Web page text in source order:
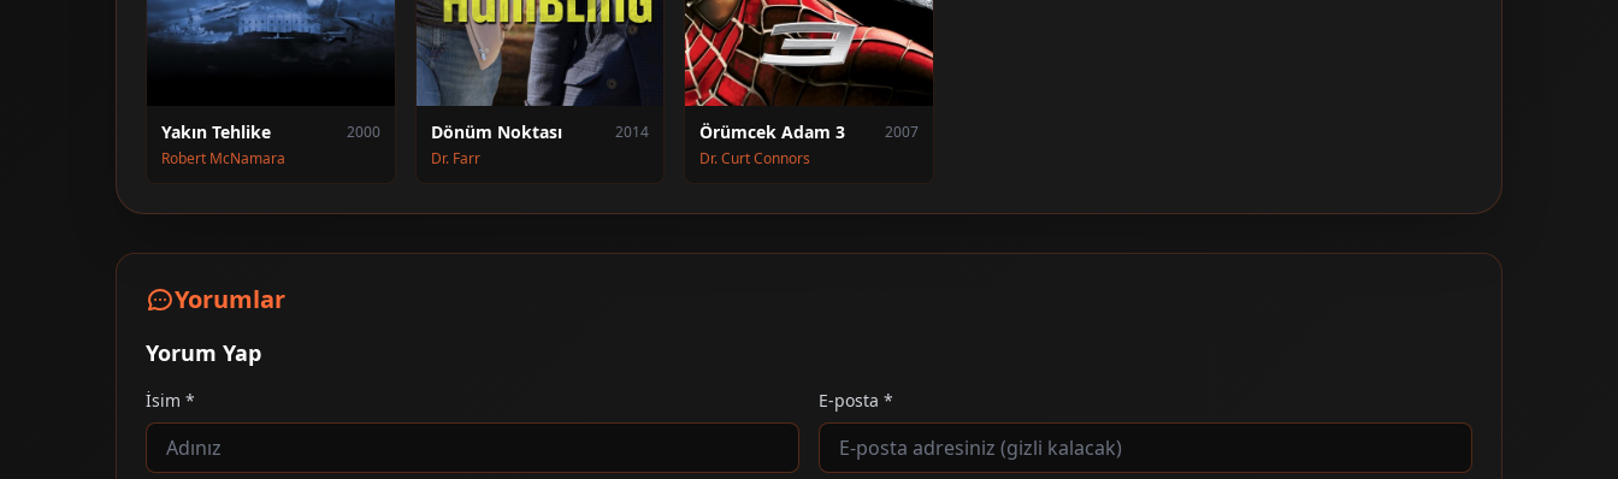
Yakın Tehlike
2000
Robert McNamara
Dönüm Noktası
2014
Dr. Farr
Örümcek Adam 3
2007
Dr. Curt Connors
Yorumlar
Yorum Yap
İsim * E-posta *